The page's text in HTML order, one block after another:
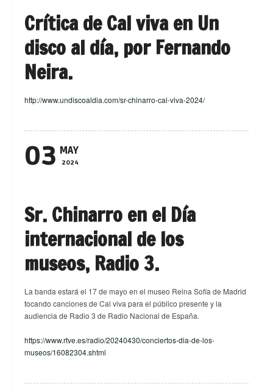
Crítica de Cal viva en Un
disco al día, por Fernando
Neira.
http://www.undiscoaldia.com/sr-chinarro-cal-viva-2024/
03 MAY
2024
Sr. Chinarro en el Día
internacional de los
museos, Radio 3.
La banda estará el 17 de mayo en el museo Reina Sofía de Madrid
tocando canciones de Cal viva para el público presente y la
audiencia de Radio 3 de Radio Nacional de España.
https://www.rtve.es/radio/20240430/conciertos-dia-de-los-
museos/16082304.shtml